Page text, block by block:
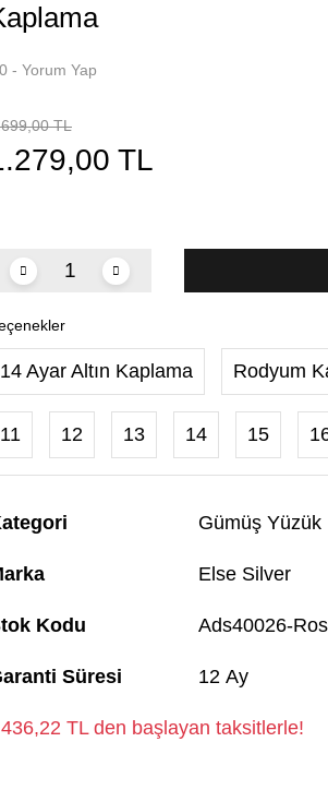
0 - Yorum Yap
TL
TL
14 Ayar Altın Kaplama Rodyum
11 12 13 14 15
Gümüş Yüzük
Else Silver
Kodu Ads40026-
Süresi 12 Ay
TL den başlayan taksitlerle!